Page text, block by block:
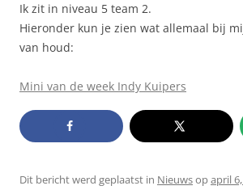
Ik zit in niveau 5 team 2.
Hieronder kun je zien wat allemaal bij
van houd:
Mini van de week Indy Kuipers
Dit bericht werd geplaatst in Nieuwsopapril